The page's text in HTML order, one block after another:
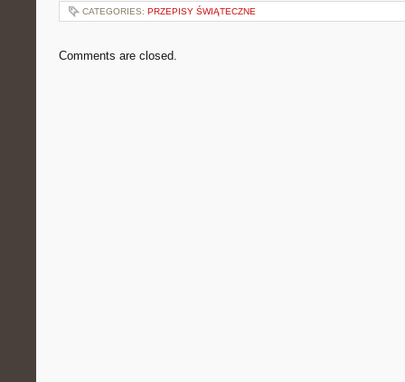
CATEGORIES: PRZEPISY ŚWIĄTECZNE
Comments are closed.